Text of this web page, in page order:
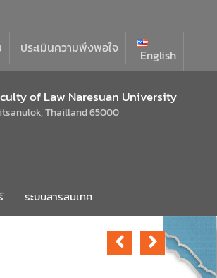
ประเมินความพึงพอใจ English
of Law Naresuan University
Thailland 65000
ระบบสารสนเทศ